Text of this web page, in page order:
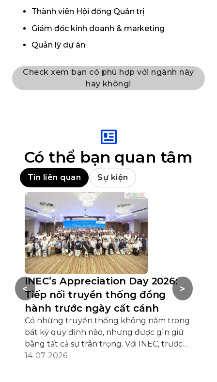
Thành viên Hội đồng Quản trị
Giám đốc kinh doanh & marketing
Quản lý dự án
Check xem bạn có phù hợp với ngành này
hay không!
Có thể bạn quan tâm
Tin liên quan Sự kiện
INEC’s Appreciation Day 2026:
Tiếp nối truyền thống đồng
hành trước ngày cất cánh
Có những truyền thống không nằm trong
bất kỳ quy định nào, nhưng được gìn giữ
bằng tất cả sự trân trọng. Với INEC, trước
khi hàng trăm học sinh chính thức cất
14-07-2026
>
<